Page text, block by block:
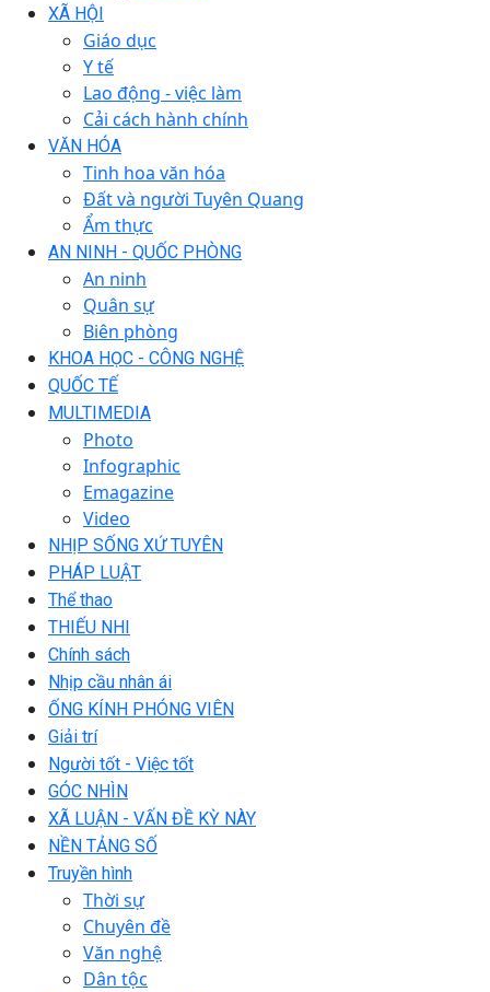
XÃ HỘI
Giáo dục
Y tế
Lao động - việc làm
Cải cách hành chính
VĂN HÓA
Tinh hoa văn hóa
Đất và người Tuyên Quang
Ẩm thực
AN NINH - QUỐC PHÒNG
An ninh
Quân sự
Biên phòng
KHOA HỌC - CÔNG NGHỆ
QUỐC TẾ
MULTIMEDIA
Photo
Infographic
Emagazine
Video
NHỊP SỐNG XỨ TUYÊN
PHÁP LUẬT
Thể thao
THIẾU NHI
Chính sách
Nhịp cầu nhân ái
ỐNG KÍNH PHÓNG VIÊN
Giải trí
Người tốt - Việc tốt
GÓC NHÌN
XÃ LUẬN - VẤN ĐỀ KỲ NÀY
NỀN TẢNG SỐ
Truyền hình
Thời sự
Chuyên đề
Văn nghệ
Dân tộc